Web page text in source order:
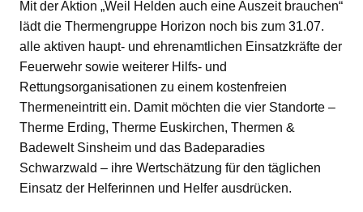
Mit der Aktion „Weil Helden auch eine Auszeit brauchen“
lädt die Thermengruppe Horizon noch bis zum 31.07.
alle aktiven haupt- und ehrenamtlichen Einsatzkräfte der
Feuerwehr sowie weiterer Hilfs- und
Rettungsorganisationen zu einem kostenfreien
Thermeneintritt ein. Damit möchten die vier Standorte –
Therme Erding, Therme Euskirchen, Thermen &
Badewelt Sinsheim und das Badeparadies
Schwarzwald – ihre Wertschätzung für den täglichen
Einsatz der Helferinnen und Helfer ausdrücken.